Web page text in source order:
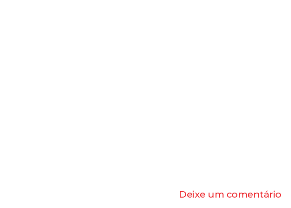
Deixe um comentário